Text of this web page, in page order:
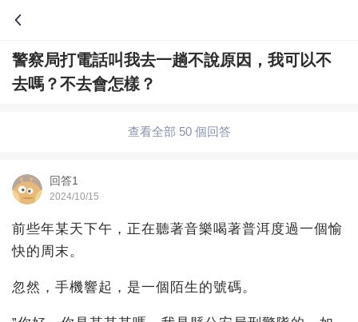
警察局打電話叫我去一趟不說原因，我可以不
去嗎？不去會怎樣？
查看全部 50 個回答
回答1
2024/10/15
前些年某天下午，正在聽著音樂喝著普洱度過一個愉
快的周末。
忽然，手機響起，是一個陌生的號碼。
問答